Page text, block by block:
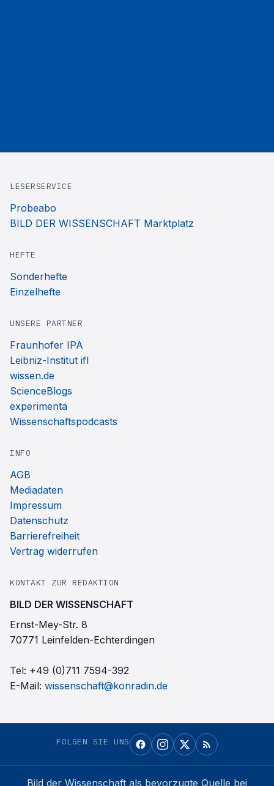
LESERSERVICE
Probeabo
BILD DER WISSENSCHAFT Marktplatz
HEFTE
Sonderhefte
Einzelhefte
UNSERE PARTNER
Fraunhofer IPA
Leibniz-Institut ifl
wissen.de
ScienceBlogs
experimenta
Wissenschaftspodcasts
INFO
AGB
Mediadaten
Impressum
Datenschutz
Barrierefreiheit
Vertrag widerrufen
KONTAKT ZUR REDAKTION
BILD DER WISSENSCHAFT
Ernst-Mey-Str. 8
70771 Leinfelden-Echterdingen
Tel: +49 (0)711 7594-392
E-Mail: wissenschaft@konradin.de
FOLGEN SIE UNS
Bild der Wissenschaft als bevorzugte Quelle bei